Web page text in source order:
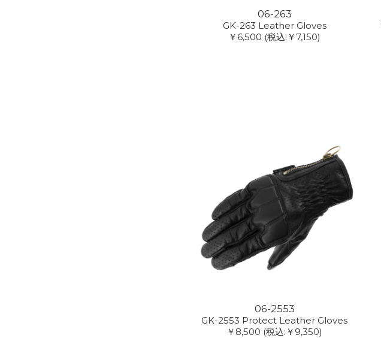
06-263
GK-263 Leather Gloves
￥6,500 (税込:￥7,150)
06-2553
GK-2553 Protect Leather Gloves
￥8,500 (税込:￥9,350)